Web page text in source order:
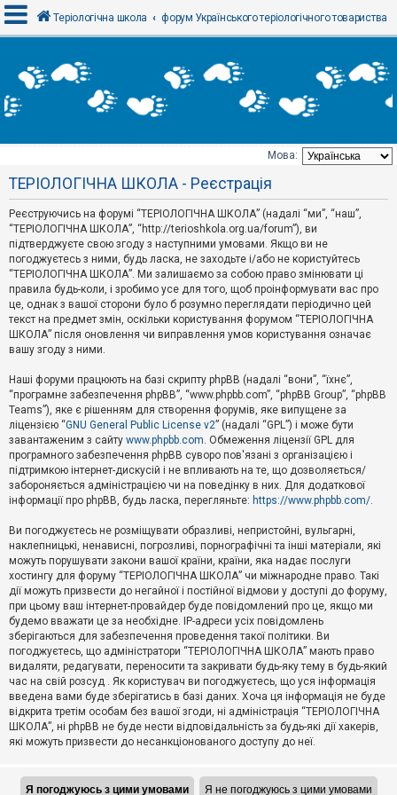
х
і
Т
е
м
и
б
е
з
в
і
д
п
о
в
і
д
й
А
к
т
и
в
н
і
м
и
П
о
ш
у
Д
о
п
о
м
Теріологічна школа форум Українського теріологічного товариства
Мова:
ТЕРІОЛОГІЧНА ШКОЛА - Реєстрація
Реєструючись на форумі “ТЕРІОЛОГІЧНА ШКОЛА” (надалі “ми”, “наш”,
“ТЕРІОЛОГІЧНА ШКОЛА”, “http://terioshkola.org.ua/forum”), ви
підтверджуєте свою згоду з наступними умовами. Якщо ви не
погоджуєтесь з ними, будь ласка, не заходьте і/або не користуйтесь
“ТЕРІОЛОГІЧНА ШКОЛА”. Ми залишаємо за собою право змінювати ці
правила будь-коли, і зробимо усе для того, щоб проінформувати вас про
це, однак з вашої сторони було б розумно переглядати періодично цей
текст на предмет змін, оскільки користування форумом “ТЕРІОЛОГІЧНА
ШКОЛА” після оновлення чи виправлення умов користування означає
вашу згоду з ними.
Наші форуми працюють на базі скрипту phpBB (надалі “вони”, “їхнє”,
“програмне забезпечення phpBB”, “www.phpbb.com”, “phpBB Group”, “phpBB
Teams”), яке є рішенням для створення форумів, яке випущене за
ліцензією “GNU General Public License v2” (надалі “GPL”) і може бути
завантаженим з сайту www.phpbb.com. Обмеження ліцензії GPL для
програмного забезпечення phpBB суворо пов'язані з організацією і
підтримкою інтернет-дискусій і не впливають на те, що дозволяється/
забороняється адміністрацією чи на поведінку в них. Для додаткової
інформації про phpBB, будь ласка, перегляньте: https://www.phpbb.com/.
Ви погоджуєтесь не розміщувати образливі, непристойні, вульгарні,
наклепницькі, ненависні, погрозливі, порнографічні та інші матеріали, які
можуть порушувати закони вашої країни, країни, яка надає послуги
хостингу для форуму “ТЕРІОЛОГІЧНА ШКОЛА” чи міжнародне право. Такі
дії можуть призвести до негайної і постійної відмови у доступі до форуму,
при цьому ваш інтернет-провайдер буде повідомлений про це, якщо ми
будемо вважати це за необхідне. IP-адреси усіх повідомлень
зберігаються для забезпечення проведення такої політики. Ви
погоджуєтесь, що адміністратори “ТЕРІОЛОГІЧНА ШКОЛА” мають право
видаляти, редагувати, переносити та закривати будь-яку тему в будь-який
час на свій розсуд . Як користувач ви погоджуєтесь, що уся інформація
введена вами буде зберігатись в базі даних. Хоча ця інформація не буде
відкрита третім особам без вашої згоди, ні адміністрація “ТЕРІОЛОГІЧНА
ШКОЛА”, ні phpBB не буде нести відповідальність за будь-які дії хакерів,
які можуть призвести до несанкціонованого доступу до неї.